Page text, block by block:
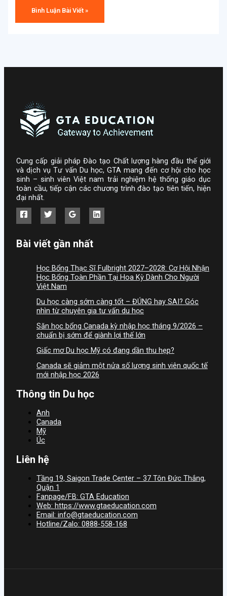
Cung cấp giải pháp Đào tạo Chất lượng hàng đầu thế giới
và dịch vụ Tư vấn Du học, GTA mang đến cơ hội cho học
sinh – sinh viên Việt nam trải nghiệm hệ thống giáo dục
toàn cầu, tiếp cận các chương trình đào tạo tiên tiến, hiện
đại nhất.
Bài viết gần nhất
Học Bổng Thạc Sĩ Fulbright 2027–2028: Cơ Hội Nhận
Học Bổng Toàn Phần Tại Hoa Kỳ Dành Cho Người
Việt Nam
Du học càng sớm càng tốt – ĐÚNG hay SAI? Góc
nhìn từ chuyên gia tư vấn du học
Săn học bổng Canada kỳ nhập học tháng 9/2026 –
chuẩn bị sớm để giành lợi thế lớn
Giấc mơ Du học Mỹ có đang dần thu hẹp?
Canada sẽ giảm một nửa số lượng sinh viên quốc tế
mới nhập học 2026
Thông tin Du học
Anh
Canada
Mỹ
Úc
Liên hệ
Tầng 19, Saigon Trade Center – 37 Tôn Đức Thắng,
Quận 1
Fanpage/FB: GTA Education
Web: https://www.gtaeducation.com
Email: info@gtaeducation.com
Hotline/Zalo: 0888-558-168